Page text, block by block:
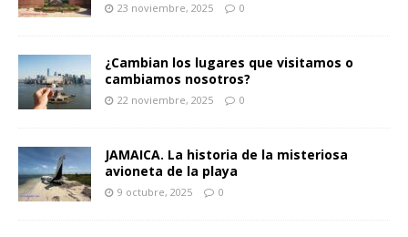
23 noviembre, 2025 0
¿Cambian los lugares que visitamos o
cambiamos nosotros?
22 noviembre, 2025 0
JAMAICA. La historia de la misteriosa
avioneta de la playa
9 octubre, 2025 0